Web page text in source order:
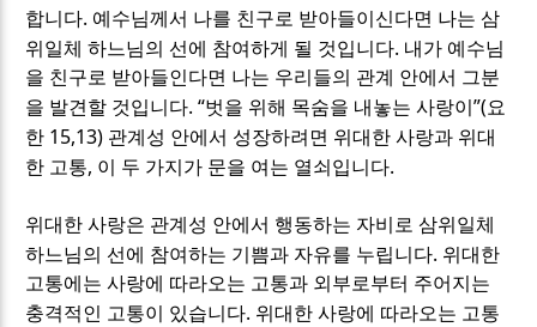
합니다. 예수님께서 나를 친구로 받아들이신다면 나는 삼
위일체 하느님의 선에 참여하게 될 것입니다. 내가 예수님
을 친구로 받아들인다면 나는 우리들의 관계 안에서 그분
을 발견할 것입니다. “벗을 위해 목숨을 내놓는 사랑이”(요
한 15,13) 관계성 안에서 성장하려면 위대한 사랑과 위대
한 고통, 이 두 가지가 문을 여는 열쇠입니다.
위대한 사랑은 관계성 안에서 행동하는 자비로 삼위일체
하느님의 선에 참여하는 기쁨과 자유를 누립니다. 위대한
고통에는 사랑에 따라오는 고통과 외부로부터 주어지는
충격적인 고통이 있습니다. 위대한 사랑에 따라오는 고통